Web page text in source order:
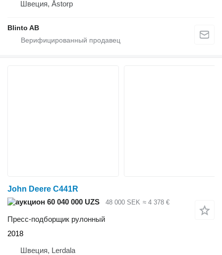
Швеция, Åstorp
Blinto AB
John Deere C441R
60 040 000 UZS
48 000 SEK ≈ 4 378 €
Пресс-подборщик рулонный
2018
Швеция, Lerdala